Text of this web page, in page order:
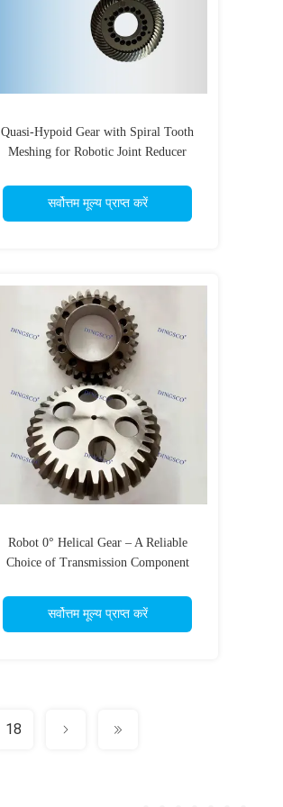
Quasi-Hypoid Gear with Spiral Tooth
Meshing for Robotic Joint Reducer
सर्वोत्तम मूल्य प्राप्त करें
Robot 0° Helical Gear – A Reliable
Choice of Transmission Component
सर्वोत्तम मूल्य प्राप्त करें
18